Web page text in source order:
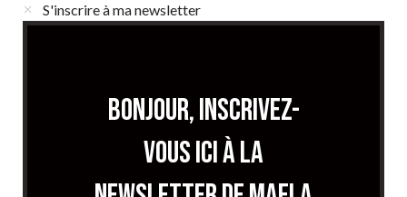
S'inscrire à ma newsletter
bonjour, inscrivez-
vous ici à la